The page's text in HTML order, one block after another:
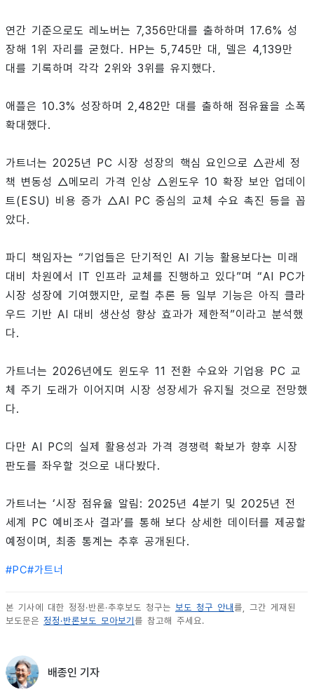
연간 기준으로도 레노버는 7,356만대를 출하하며 17.6% 성
장해 1위 자리를 굳혔다. HP는 5,745만 대, 델은 4,139만
대를 기록하며 각각 2위와 3위를 유지했다.
애플은 10.3% 성장하며 2,482만 대를 출하해 점유율을 소폭
확대했다.
가트너는 2025년 PC 시장 성장의 핵심 요인으로 △관세 정
책 변동성 △메모리 가격 인상 △윈도우 10 확장 보안 업데이
트(ESU) 비용 증가 △AI PC 중심의 교체 수요 촉진 등을 꼽
았다.
파디 책임자는 “기업들은 단기적인 AI 기능 활용보다는 미래
대비 차원에서 IT 인프라 교체를 진행하고 있다”며 “AI PC가
시장 성장에 기여했지만, 로컬 추론 등 일부 기능은 아직 클라
우드 기반 AI 대비 생산성 향상 효과가 제한적”이라고 분석했
다.
가트너는 2026년에도 윈도우 11 전환 수요와 기업용 PC 교
체 주기 도래가 이어지며 시장 성장세가 유지될 것으로 전망했
다.
다만 AI PC의 실제 활용성과 가격 경쟁력 확보가 향후 시장
판도를 좌우할 것으로 내다봤다.
가트너는 ‘시장 점유율 알림: 2025년 4분기 및 2025년 전
세계 PC 예비조사 결과’를 통해 보다 상세한 데이터를 제공할
예정이며, 최종 통계는 추후 공개된다.
#PC#가트너
본 기사에 대한 정정·반론·추후보도 청구는 보도 청구 안내를, 그간 게재된
보도문은 정정·반론보도 모아보기를 참고해 주세요.
배종인 기자